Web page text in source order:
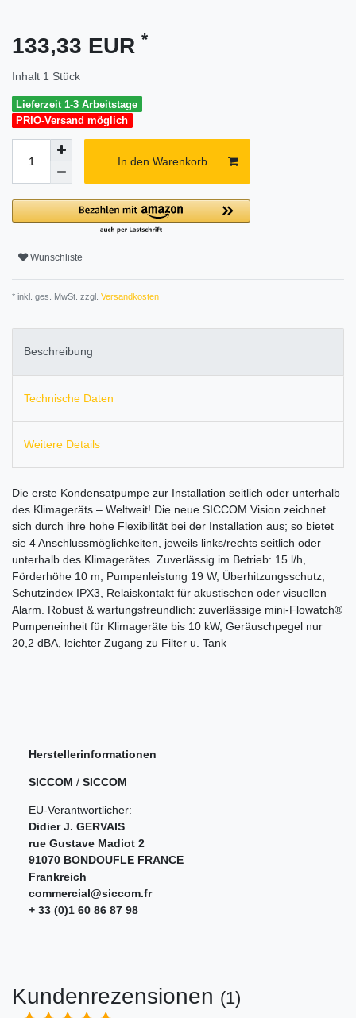
133,33 EUR *
Inhalt 1 Stück
Lieferzeit 1-3 Arbeitstage
PRIO-Versand möglich
In den Warenkorb
Wunschliste
* inkl. ges. MwSt. zzgl. Versandkosten
Beschreibung
Technische Daten
Weitere Details
Die erste Kondensatpumpe zur Installation seitlich oder unterhalb
des Klimageräts – Weltweit! Die neue SICCOM Vision zeichnet
sich durch ihre hohe Flexibilität bei der Installation aus; so bietet
sie 4 Anschlussmöglichkeiten, jeweils links/rechts seitlich oder
unterhalb des Klimagerätes. Zuverlässig im Betrieb: 15 l/h,
Förderhöhe 10 m, Pumpenleistung 19 W, Überhitzungsschutz,
Schutzindex IPX3, Relaiskontakt für akustischen oder visuellen
Alarm. Robust & wartungsfreundlich: zuverlässige mini-Flowatch®
Pumpeneinheit für Klimageräte bis 10 kW, Geräuschpegel nur
20,2 dBA, leichter Zugang zu Filter u. Tank
Herstellerinformationen
SICCOM / SICCOM
EU-Verantwortlicher:
Didier J. GERVAIS
rue Gustave Madiot 2
91070 BONDOUFLE FRANCE
Frankreich
commercial@siccom.fr
+ 33 (0)1 60 86 87 98
Kundenrezensionen (1)